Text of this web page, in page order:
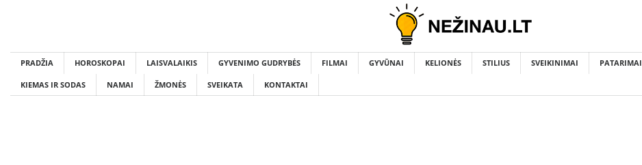
PRADŽIA HOROSKOPAI LAISVALAIKIS GYVENIMO GUDRYBĖS FILMAI GYVŪNAI KELIONĖS STILIUS SVEIKINIMAI PATARIMAI
KIEMAS IR SODAS NAMAI ŽMONĖS SVEIKATA KONTAKTAI